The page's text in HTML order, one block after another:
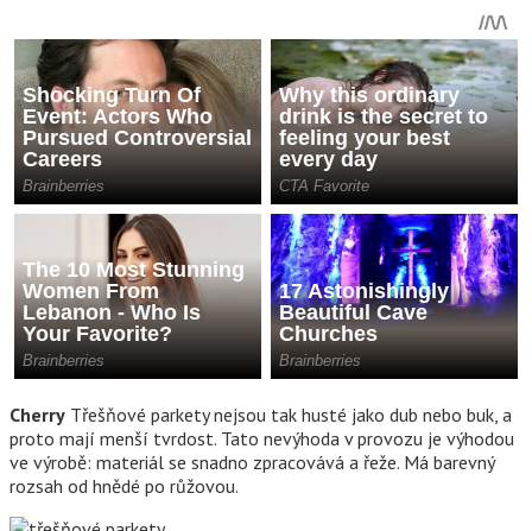
Cherry Třešňové parkety nejsou tak husté jako dub nebo buk, a
proto mají menší tvrdost. Tato nevýhoda v provozu je výhodou
ve výrobě: materiál se snadno zpracovává a řeže. Má barevný
rozsah od hnědé po růžovou.